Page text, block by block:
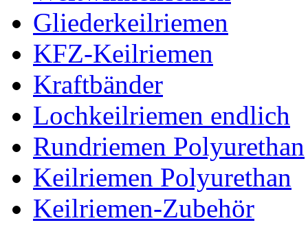
Gliederkeilriemen
KFZ-Keilriemen
Kraftbänder
Lochkeilriemen endlich
Rundriemen Polyurethan
Keilriemen Polyurethan
Keilriemen-Zubehör